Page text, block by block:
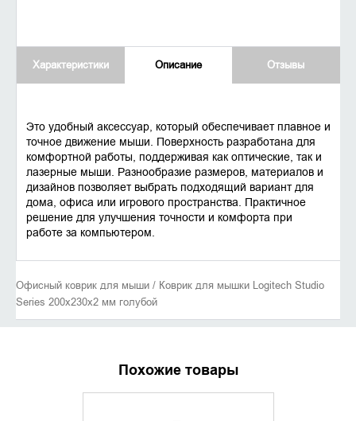
Характеристики Описание Отзывы
Это удобный аксессуар, который обеспечивает плавное и
точное движение мыши. Поверхность разработана для
комфортной работы, поддерживая как оптические, так и
лазерные мыши. Разнообразие размеров, материалов и
дизайнов позволяет выбрать подходящий вариант для
дома, офиса или игрового пространства. Практичное
решение для улучшения точности и комфорта при
работе за компьютером.
Офисный коврик для мыши / Коврик для мышки Logitech Studio
Series 200x230x2 мм голубой
Похожие товары